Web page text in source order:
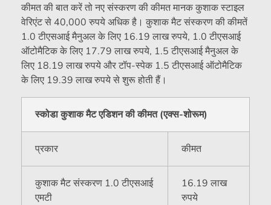
कीमत की बात करें तो नए संस्करण की कीमत मानक कुशाक स्टाइल
वेरिएंट से 40,000 रुपये अधिक है। कुशाक मैट संस्करण की कीमतें
1.0 टीएसआई मैनुअल के लिए 16.19 लाख रुपये, 1.0 टीएसआई
ऑटोमैटिक के लिए 17.79 लाख रुपये, 1.5 टीएसआई मैनुअल के
लिए 18.19 लाख रुपये और टॉप-स्पेक 1.5 टीएसआई ऑटोमैटिक
के लिए 19.39 लाख रुपये से शुरू होती हैं।
स्कोडा कुशाक मैट एडिशन की कीमत (एक्स-शोरूम)
प्रकार कीमत
कुशाक मैट संस्करण 1.0 टीएसआई
एमटी
16.19 लाख
रुपये